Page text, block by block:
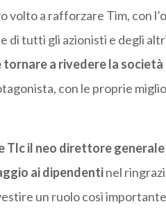
a rafforzare Tim, con
di tutti gli azionisti e degli
a rivedere la
con le proprie
Tlc il neo direttore
ai dipendentinel
un ruolo così